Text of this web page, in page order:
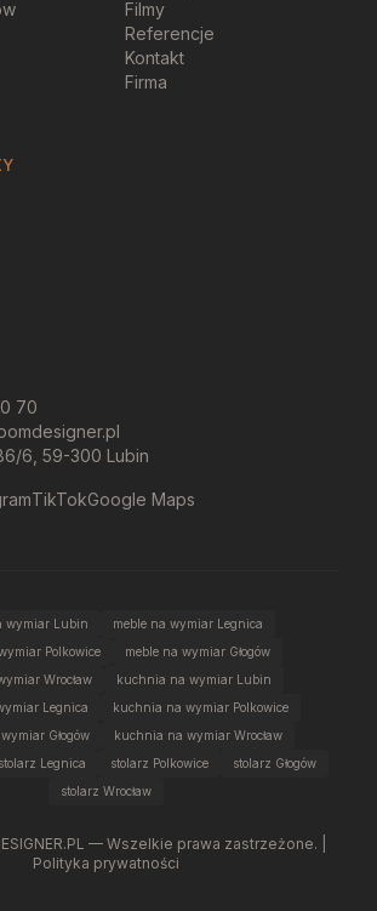
Filmy
Referencje
Kontakt
Firma
70
6, 59-300 Lubin
TikTokGoogle Maps
wymiar Lubin
meble na wymiar Legnica
Polkowice
meble na wymiar Głogów
Wrocław
kuchnia na wymiar Lubin
Legnica
kuchnia na wymiar Polkowice
Głogów
kuchnia na wymiar Wrocław
stolarz Legnica stolarz Polkowice
stolarz Głogów
stolarz Wrocław
— Wszelkie prawa zastrzeżone. |
Polityka prywatności